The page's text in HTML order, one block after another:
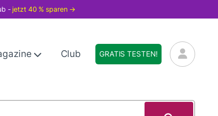
- jetzt 40 % sparen →
Club GRATIS TESTEN!